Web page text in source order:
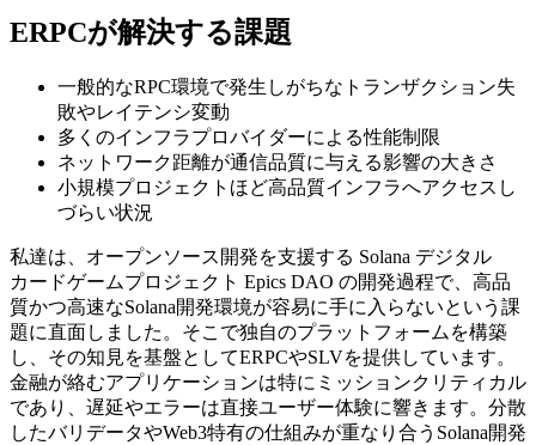
ERPCが解決する課題
一般的なRPC環境で発生しがちなトランザクション失
敗やレイテンシ変動
多くのインフラプロバイダーによる性能制限
ネットワーク距離が通信品質に与える影響の大きさ
小規模プロジェクトほど高品質インフラへアクセスし
づらい状況
私達は、オープンソース開発を支援する Solana デジタル
カードゲームプロジェクト Epics DAO の開発過程で、高品
質かつ高速なSolana開発環境が容易に手に入らないという課
題に直面しました。そこで独自のプラットフォームを構築
し、その知見を基盤としてERPCやSLVを提供しています。
金融が絡むアプリケーションは特にミッションクリティカル
であり、遅延やエラーは直接ユーザー体験に響きます。分散
したバリデータやWeb3特有の仕組みが重なり合うSolana開発